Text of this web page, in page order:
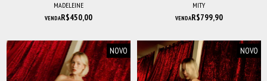
MADELEINE
VENDAR$450,00
MITY
VENDAR$799,90
NOVO NOVO